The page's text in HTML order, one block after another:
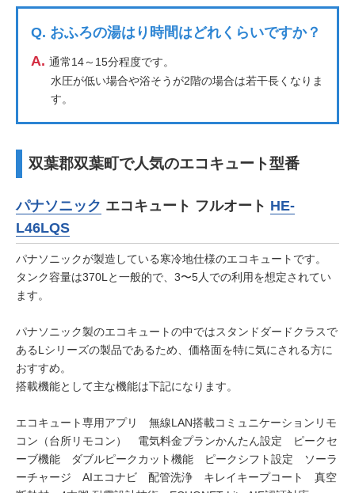
Q. おふろの湯はり時間はどれくらいですか？
A. 通常14～15分程度です。
水圧が低い場合や浴そうが2階の場合は若干長くなりま
す。
双葉郡双葉町で人気のエコキュート型番
パナソニック エコキュート フルオート HE-
L46LQS
パナソニックが製造している寒冷地仕様のエコキュートです。
タンク容量は370Lと一般的で、3〜5人での利用を想定されてい
ます。
パナソニック製のエコキュートの中ではスタンドダードクラスで
あるLシリーズの製品であるため、価格面を特に気にされる方に
おすすめ。
搭載機能として主な機能は下記になります。
エコキュート専用アプリ 無線LAN搭載コミュニケーションリモ
コン（台所リモコン） 電気料金プランかんたん設定 ピークセ
ーブ機能 ダブルピークカット機能 ピークシフト設定 ソーラ
ーチャージ AIエコナビ 配管洗浄 キレイキープコート 真空